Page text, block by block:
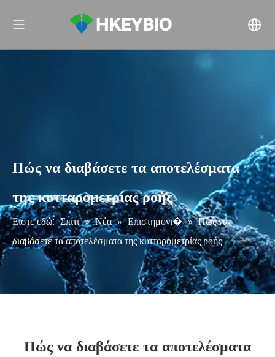
Πώς να διαβάσετε τα αποτελέσματα
της κυτταρομετρίας ροής
Είστε εδώ: Σπίτι » Νέα » Επιστημονι� » Πώς να
διαβάσετε τα αποτελέσματα της κυτταρομετρίας ροής
Πώς να διαβάσετε τα αποτελέσματα